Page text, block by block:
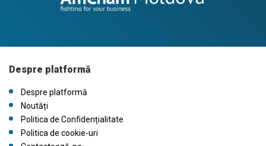
Despre platformă
Despre platformă
Noutăți
Politica de Confidențialitate
Politica de cookie-uri